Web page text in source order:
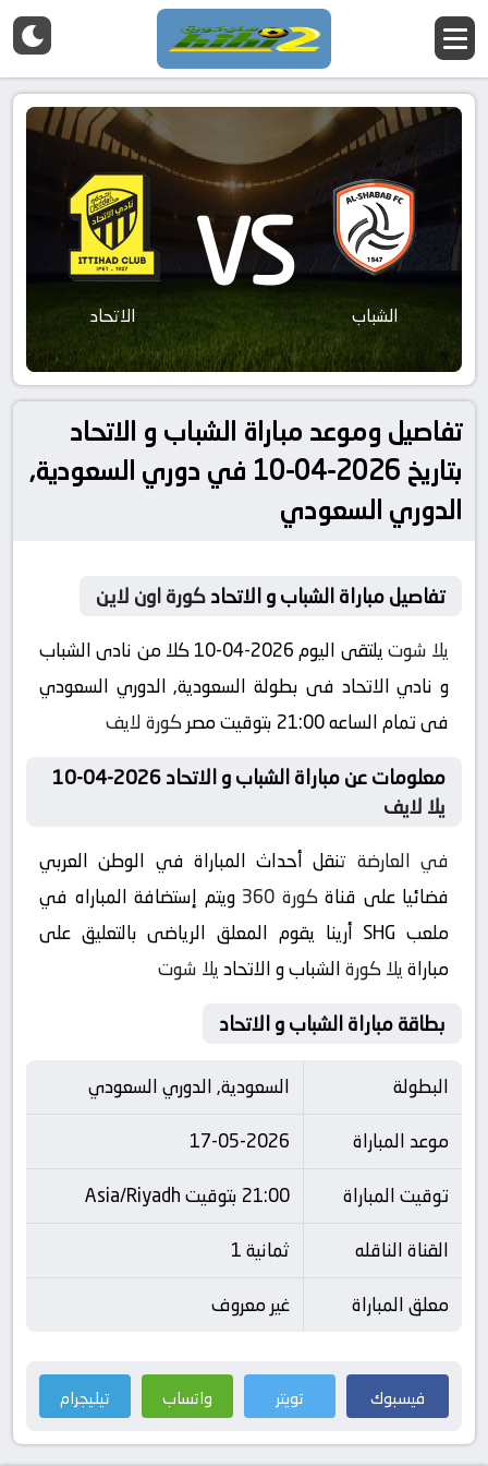
الشباب VS الاتحاد
تفاصيل وموعد مباراة الشباب و الاتحاد
بتاريخ 2026-04-10 في دوري السعودية,
الدوري السعودي
تفاصيل مباراة الشباب و الاتحادكورة اون لاين
يلا شوت
يلتقى اليوم 2026-04-10 كلا من نادى الشباب
و نادي الاتحاد فى بطولة السعودية, الدوري السعودي
فى تمام الساعه 21:00 بتوقيت مصر
كورة لايف
معلومات عن مباراة الشباب و الاتحاد 2026-04-10
يلا لايف
في العارضة تنقل أحداث المباراة في الوطن العربي
فضائيا على قناةكورة 360
ويتم إستضافة المباراه في
ملعب SHG أرينا يقوم المعلق الرياضى بالتعليق على
مباراةيلا كورةالشباب و الاتحاديلا شوت
بطاقة مباراة الشباب و الاتحاد
البطولة
السعودية, الدوري السعودي
موعد المباراة
17-05-2026
توقيت المباراة
21:00 بتوقيت Asia/Riyadh
القناة الناقله
ثمانية 1
معلق المباراة
غير معروف
فيسبوك تويتر واتساب تيليجرام